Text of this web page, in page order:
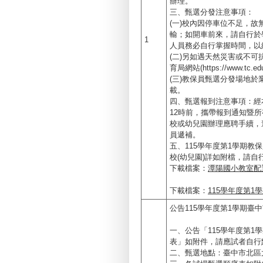
1
三、甄選分發注意事項：
(一)校內因停車位不足，故
輸；如開車前來，請自行
人員務必自行掌握時間，
(二)另如遇天然災害或不可
育局網站(https://
(三)教保員甄選分發場地於
載。
四、甄選報到注意事項：
12時前，攜帶報到通知暨
校或幼兒園辦理應聘手續
員遞補。
五、115學年度第1學期教
校(幼兒園)詳如附檔，請自
下載檔案： 潭陽國小教室
下載檔案： 115學年度第1
公告115學年度第1學期臺
一、公告「115學年度第1
表」如附件，請應試者自
二、甄選地點：臺中市北